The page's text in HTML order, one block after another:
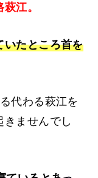
江。
いたところ首を
代わる萩江を
ませんでし